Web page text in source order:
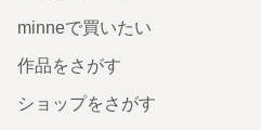
minneで買いたい
作品をさがす
ショップをさがす